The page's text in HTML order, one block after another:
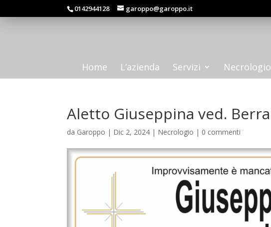
0142944128 garoppo@garoppo.it
Home L’azienda Servizi Necrologio
Aletto Giuseppina ved. Berra
da Garoppo | Dic 2, 2024 | Necrologio | 0 commenti